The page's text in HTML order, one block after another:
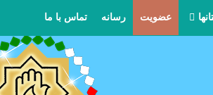
عضویت رسانه تماس با ما